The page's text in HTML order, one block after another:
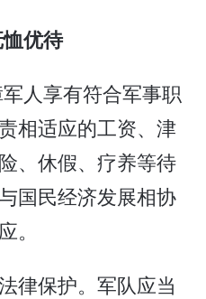
优待
人享有符合军事职
相适应的工资、津
、休假、疗养等待
国民经济发展相协
。
律保护。军队应当